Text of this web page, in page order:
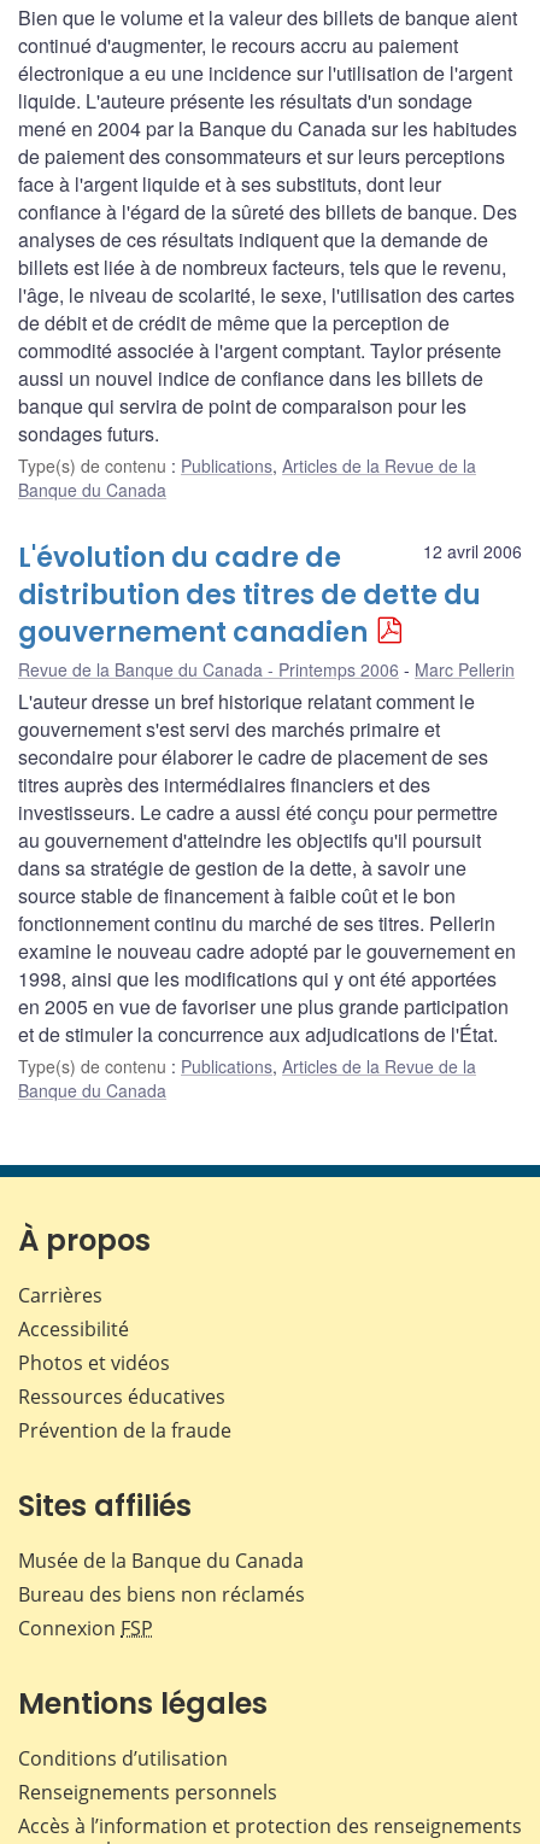
Bien que le volume et la valeur des billets de banque aient
continué d'augmenter, le recours accru au paiement
électronique a eu une incidence sur l'utilisation de l'argent
liquide. L'auteure présente les résultats d'un sondage
mené en 2004 par la Banque du Canada sur les habitudes
de paiement des consommateurs et sur leurs perceptions
face à l'argent liquide et à ses substituts, dont leur
confiance à l'égard de la sûreté des billets de banque. Des
analyses de ces résultats indiquent que la demande de
billets est liée à de nombreux facteurs, tels que le revenu,
l'âge, le niveau de scolarité, le sexe, l'utilisation des cartes
de débit et de crédit de même que la perception de
commodité associée à l'argent comptant. Taylor présente
aussi un nouvel indice de confiance dans les billets de
banque qui servira de point de comparaison pour les
sondages futurs.
Type(s) de contenu : Publications, Articles de la Revue de la
Banque du Canada
12 avril 2006
L'évolution du cadre de
distribution des titres de dette du
gouvernement canadien
Revue de la Banque du Canada - Printemps 2006 Marc Pellerin
L'auteur dresse un bref historique relatant comment le
gouvernement s'est servi des marchés primaire et
secondaire pour élaborer le cadre de placement de ses
titres auprès des intermédiaires financiers et des
investisseurs. Le cadre a aussi été conçu pour permettre
au gouvernement d'atteindre les objectifs qu'il poursuit
dans sa stratégie de gestion de la dette, à savoir une
source stable de financement à faible coût et le bon
fonctionnement continu du marché de ses titres. Pellerin
examine le nouveau cadre adopté par le gouvernement en
1998, ainsi que les modifications qui y ont été apportées
en 2005 en vue de favoriser une plus grande participation
et de stimuler la concurrence aux adjudications de l'État.
Type(s) de contenu : Publications, Articles de la Revue de la
Banque du Canada
À propos
Carrières
Accessibilité
Photos et vidéos
Ressources éducatives
Prévention de la fraude
Sites affiliés
Musée de la Banque du Canada
Bureau des biens non réclamés
Connexion FSP
Mentions légales
Conditions d’utilisation
Renseignements personnels
Accès à l’information et protection des renseignements